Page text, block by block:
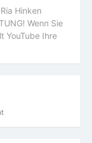
Hinken
Wenn Sie
YouTube Ihre